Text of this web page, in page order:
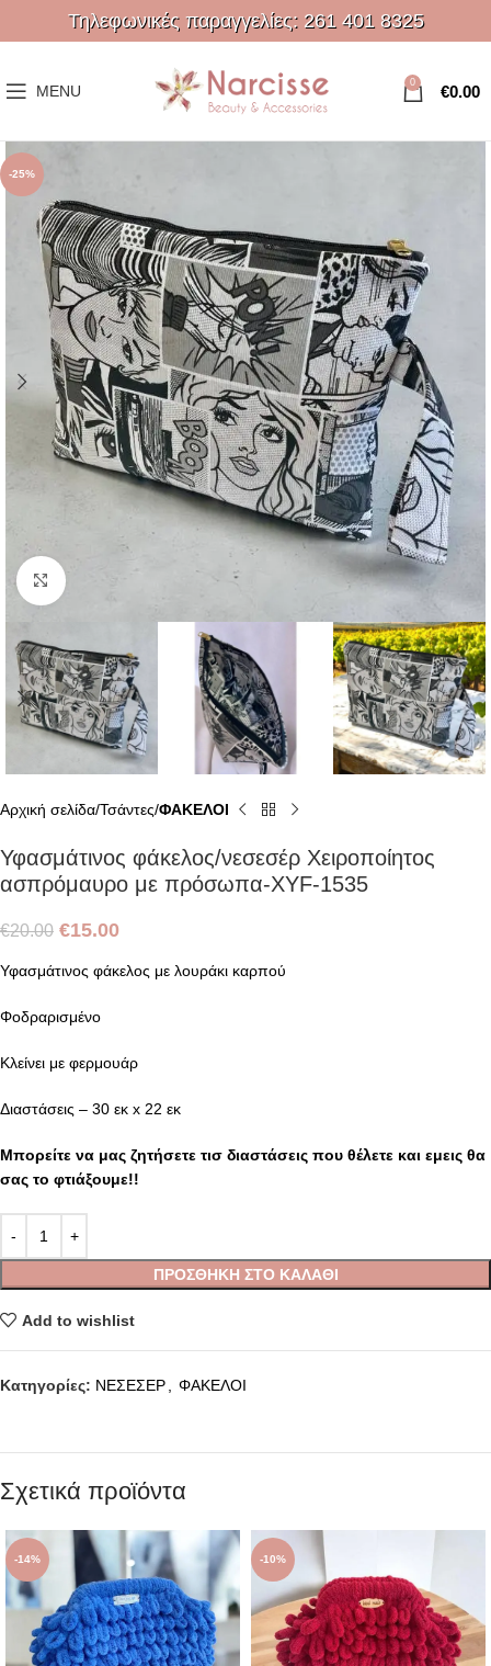
Τηλεφωνικές παραγγελίες: 261 401 8325
MENU 0 €0.00
-25%
Click to enlarge
Αρχική σελίδα Τσάντες ΦΑΚΕΛΟΙ
Υφασμάτινος φάκελος/νεσεσέρ Χειροποίητος
ασπρόμαυρο με πρόσωπα-XYF-1535
€20.00 €15.00
Υφασμάτινος φάκελος με λουράκι καρπού
Φοδραρισμένο
Κλείνει με φερμουάρ
Διαστάσεις – 30 εκ x 22 εκ
Μπορείτε να μας ζητήσετε τισ διαστάσεις που θέλετε και εμεις θα
σας το φτιάξουμε!!
ΠΡΟΣΘΉΚΗ ΣΤΟ ΚΑΛΆΘΙ
Add to wishlist
Κατηγορίες: ΝΕΣΕΣΕΡ, ΦΑΚΕΛΟΙ
Σχετικά προϊόντα
-14% -10%